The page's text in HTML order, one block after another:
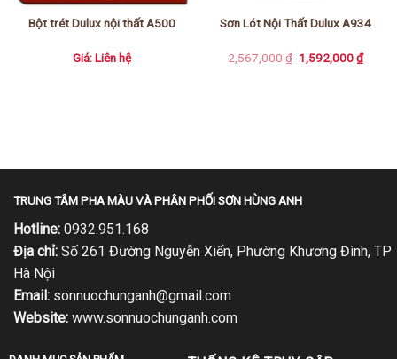
Bột trét Dulux nội thất A500
Giá: Liên hệ
Sơn Lót Nội Thất Dulux A934
2,567,000₫ Giá
gốc
1,592,000₫Giá
hiện
TRUNG TÂM PHA MÀU VÀ PHÂN PHỐI SƠN HÙNG ANH
Hotline: 0932.951.168
Địa chỉ: Số 261 Đường Nguyễn Xiển, Phường Khương Đình, TP
Hà Nội
Email: sonnuochunganh@gmail.com
Website: www.sonnuochunganh.com